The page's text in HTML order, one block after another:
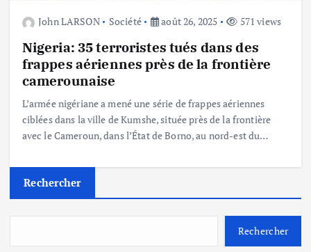
John LARSON Société août 26, 2025 571 views
Nigeria: 35 terroristes tués dans des
frappes aériennes près de la frontière
camerounaise
L’armée nigériane a mené une série de frappes aériennes
ciblées dans la ville de Kumshe, située près de la frontière
avec le Cameroun, dans l’État de Borno, au nord-est du…
Rechercher
Rechercher